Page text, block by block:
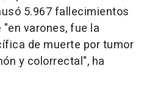
5.967 fallecimientos
"en varones, fue la
de muerte por tumor
y colorrectal", ha